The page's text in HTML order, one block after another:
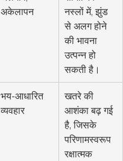
अकेलापन
नस्लों में, झुंड
से अलग होने
की भावना
उत्पन्न हो
सकती है।
भय-आधारित
व्यवहार
खतरे की
आशंका बढ़ गई
है, जिसके
परिणामस्वरूप
रक्षात्मक